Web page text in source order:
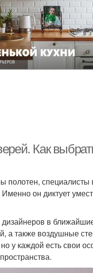
Как
полотен,
он диктует
в
также воздушные
у каждой есть свои